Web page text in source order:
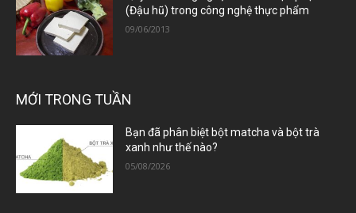
(Đậu hũ) trong công nghệ thực phẩm
09/06/2013
MỚI TRONG TUẦN
Bạn đã phân biệt bột matcha và bột trà
xanh như thế nào?
05/08/2026